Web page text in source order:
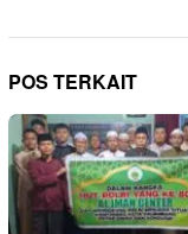
POS TERKAIT